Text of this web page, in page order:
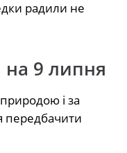
радили не
на 9 липня
і за
передбачити